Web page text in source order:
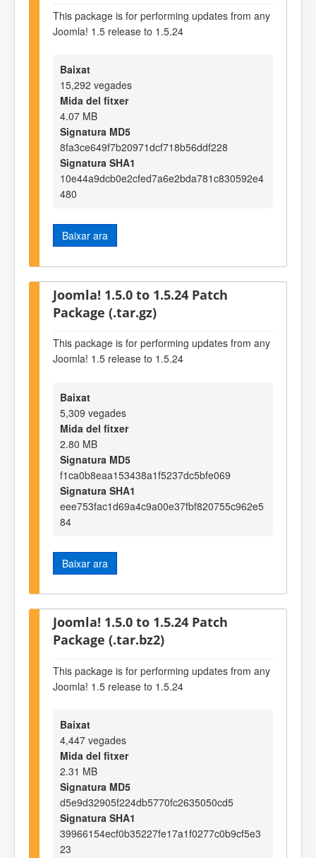
This package is for performing updates from any
Joomla! 1.5 release to 1.5.24
Baixat
15,292 vegades
Mida del fitxer
4.07 MB
Signatura MD5
8fa3ce649f7b20971dcf718b56ddf228
Signatura SHA1
10e44a9dcb0e2cfed7a6e2bda781c830592e4
480
Baixar ara
Joomla! 1.5.0 to 1.5.24 Patch
Package (.tar.gz)
This package is for performing updates from any
Joomla! 1.5 release to 1.5.24
Baixat
5,309 vegades
Mida del fitxer
2.80 MB
Signatura MD5
f1ca0b8eaa153438a1f5237dc5bfe069
Signatura SHA1
eee753fac1d69a4c9a00e37fbf820755c962e5
84
Baixar ara
Joomla! 1.5.0 to 1.5.24 Patch
Package (.tar.bz2)
This package is for performing updates from any
Joomla! 1.5 release to 1.5.24
Baixat
4,447 vegades
Mida del fitxer
2.31 MB
Signatura MD5
d5e9d32905f224db5770fc2635050cd5
Signatura SHA1
39966154ecf0b35227fe17a1f0277c0b9cf5e3
23